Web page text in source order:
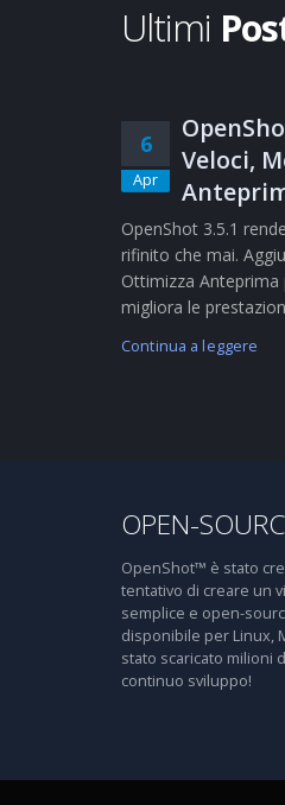
Ultimi
6
Apr
Veloci,
OpenShot 3.5.1
rifinito che mai.
Ottimizza
migliora le
Continua a leggere
OPEN-
OpenShot™ è stato
tentativo di creare un
semplice e open-
disponibile per Linux,
stato scaricato milioni
continuo sviluppo!